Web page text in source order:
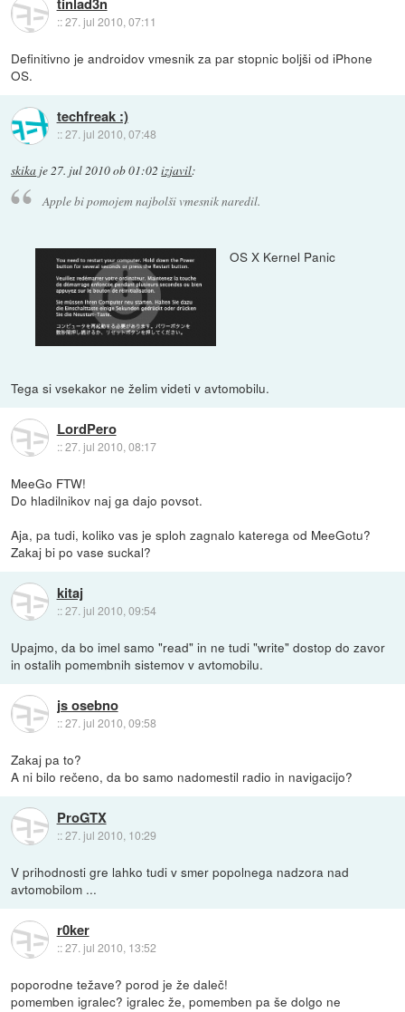
tinlad3n
::27. jul 2010, 07:11
Definitivno je androidov vmesnik za par stopnic boljši od iPhone
OS.
techfreak :)
::27. jul 2010, 07:48
skika je27. jul 2010 ob 01:02 izjavil:
Apple bi pomojem najbolši vmesnik naredil.
OS X Kernel Panic
Tega si vsekakor ne želim videti v avtomobilu.
LordPero
::27. jul 2010, 08:17
MeeGo FTW!
Do hladilnikov naj ga dajo povsot.
Aja, pa tudi, koliko vas je sploh zagnalo katerega od MeeGotu?
Zakaj bi po vase suckal?
kitaj
::27. jul 2010, 09:54
Upajmo, da bo imel samo "read" in ne tudi "write" dostop do zavor
in ostalih pomembnih sistemov v avtomobilu.
js osebno
::27. jul 2010, 09:58
Zakaj pa to?
A ni bilo rečeno, da bo samo nadomestil radio in navigacijo?
ProGTX
::27. jul 2010, 10:29
V prihodnosti gre lahko tudi v smer popolnega nadzora nad
avtomobilom ...
r0ker
::27. jul 2010, 13:52
poporodne težave? porod je že daleč!
pomemben igralec? igralec že, pomemben pa še dolgo ne